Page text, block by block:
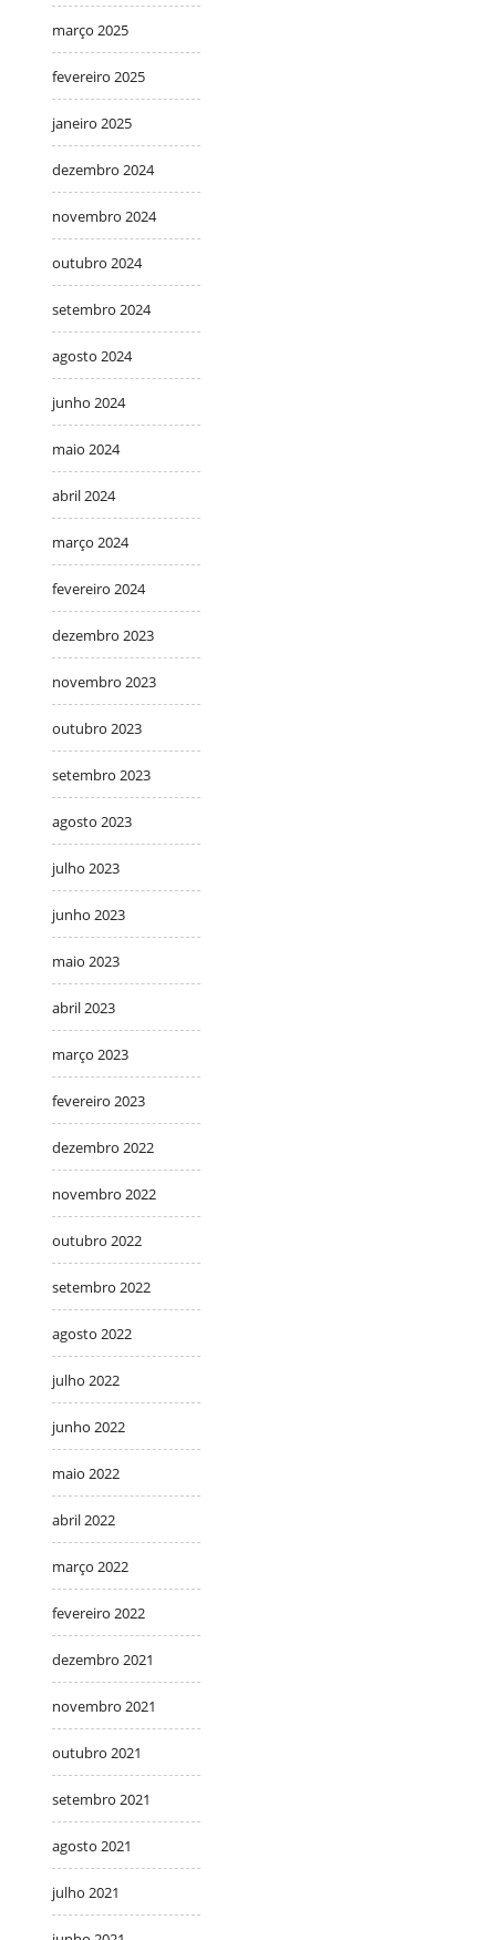
março 2025
fevereiro 2025
janeiro 2025
dezembro 2024
novembro 2024
outubro 2024
setembro 2024
agosto 2024
junho 2024
maio 2024
abril 2024
março 2024
fevereiro 2024
dezembro 2023
novembro 2023
outubro 2023
setembro 2023
agosto 2023
julho 2023
junho 2023
maio 2023
abril 2023
março 2023
fevereiro 2023
dezembro 2022
novembro 2022
outubro 2022
setembro 2022
agosto 2022
julho 2022
junho 2022
maio 2022
abril 2022
março 2022
fevereiro 2022
dezembro 2021
novembro 2021
outubro 2021
setembro 2021
agosto 2021
julho 2021